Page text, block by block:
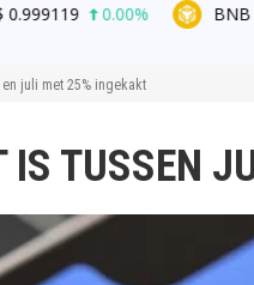
BNB (BNB) $592.35
juli met 25% ingekakt
IS TUSSEN